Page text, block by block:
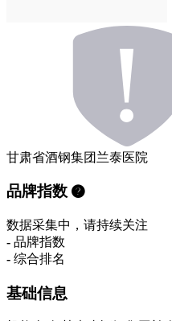
甘肃省酒钢集团兰泰医院
品牌指数
数据采集中，请持续关注
- 品牌指数
- 综合排名
基础信息